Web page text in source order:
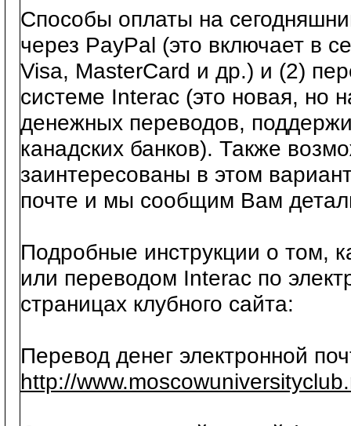
Способы оплаты на
через PayPal (это включает в
Visa, MasterCard и др.) и (2)
системе Interac (это новая, но
денежных переводов,
канадских банков). Также
заинтересованы в этом
почте и мы сообщим Вам
Подробные инструкции о том,
или переводом Interac по
страницах клубного сайта:
Перевод денег электронной
http://